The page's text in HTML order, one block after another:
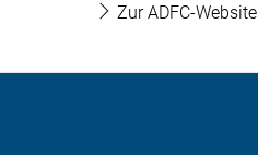
Zur ADFC-Website